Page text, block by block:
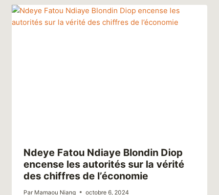
Ndeye Fatou Ndiaye Blondin Diop
encense les autorités sur la vérité
des chiffres de l’économie
Par Mamaou Niang octobre 6, 2024